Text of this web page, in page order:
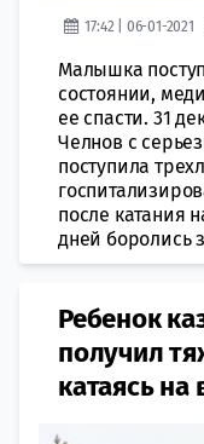
17:42 | 06-01-2021
Малышка
состоянии,
ее спасти. 31
Челнов с
поступила
после катания
дней боролись
Ребенок
получил
катаясь на